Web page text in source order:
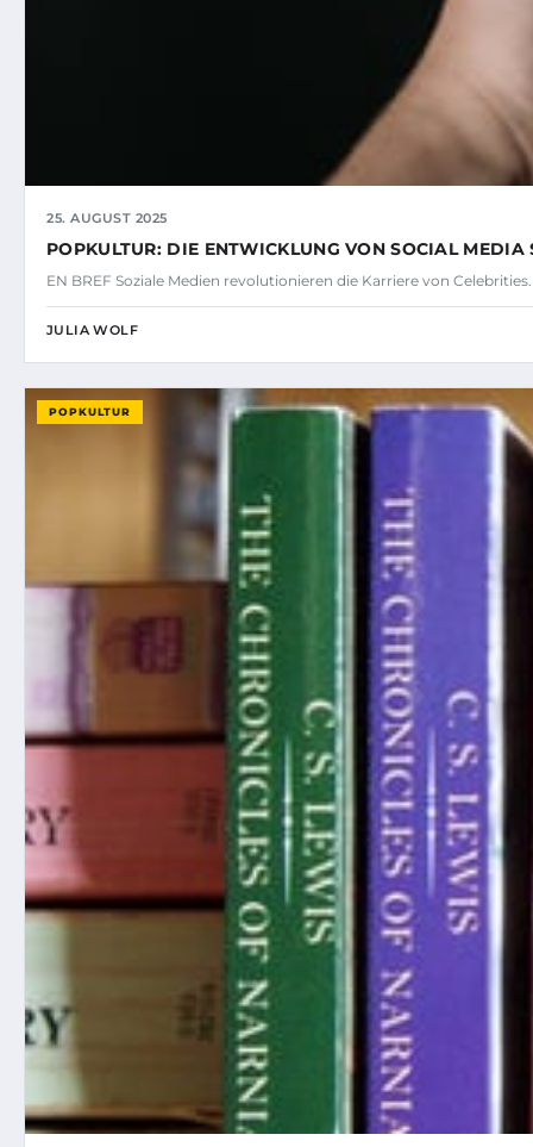
25. AUGUST 2025
POPKULTUR: DIE ENTWICKLUNG VON SOCIAL MEDIA
EN BREF Soziale Medien revolutionieren die Karriere von Celebrities.
JULIA WOLF
POPKULTUR